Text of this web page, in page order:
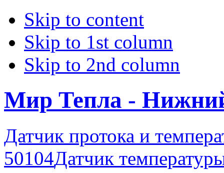
Skip to content
Skip to 1st column
Skip to 2nd column
Мир Тепла -
Датчик протока и
50104Датчик